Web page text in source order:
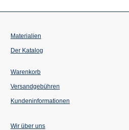
Materialien
Der Katalog
Warenkorb
Versandgebühren
Kundeninformationen
Wir über uns